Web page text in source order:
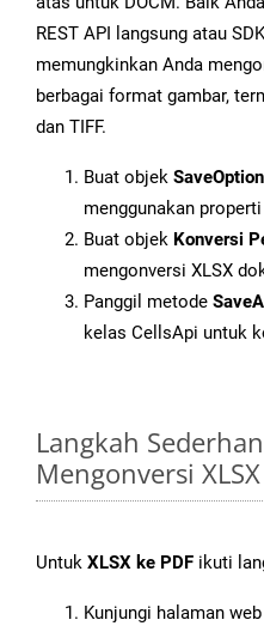
REST API langsung atau
memungkinkan Anda
berbagai format gambar,
dan TIFF.
Buat objek SaveOption
menggunakan properti
Buat objek Konversi
mengonversi XLSX
Panggil metode
kelas CellsApi untuk
Langkah
Mengonversi
Untuk XLSX ke PDF ikuti
Kunjungi halaman web